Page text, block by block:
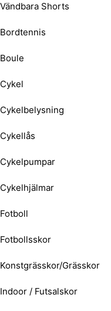
Vändbara Shorts
Bordtennis
Boule
Cykel
Cykelbelysning
Cykellås
Cykelpumpar
Cykelhjälmar
Fotboll
Fotbollsskor
Konstgrässkor/Grässkor
Indoor / Futsalskor